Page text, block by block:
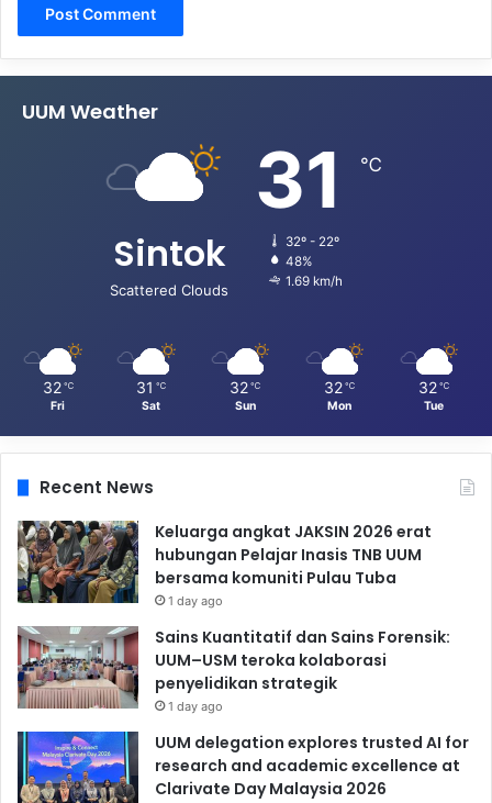
UUM Weather
Sintok
Scattered Clouds
31 ℃
32º - 22º
48%
1.69 km/h
32 ℃
Fri
31 ℃
Sat
32 ℃
Sun
32 ℃
Mon
32 ℃
Tue
Recent News
Keluarga angkat JAKSIN 2026 erat
hubungan Pelajar Inasis TNB UUM
bersama komuniti Pulau Tuba
1 day ago
Sains Kuantitatif dan Sains Forensik:
UUM–USM teroka kolaborasi
penyelidikan strategik
1 day ago
UUM delegation explores trusted AI for
research and academic excellence at
Clarivate Day Malaysia 2026